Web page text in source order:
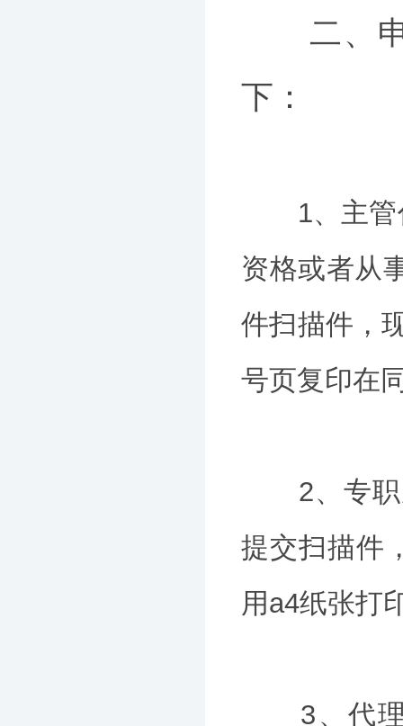
二、申
下：
1、主管代
资格或者从
件扫描件，
号页复印在
2、专职
提交扫描件
用a4纸张打
3、代理